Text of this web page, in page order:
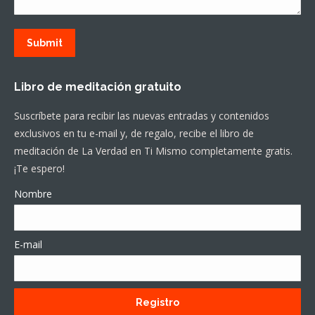
Submit
Libro de meditación gratuito
Suscríbete para recibir las nuevas entradas y contenidos
exclusivos en tu e-mail y, de regalo, recibe el libro de
meditación de La Verdad en Ti Mismo completamente gratis.
¡Te espero!
Nombre
E-mail